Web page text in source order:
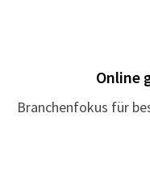
Online
Branchenfokus für